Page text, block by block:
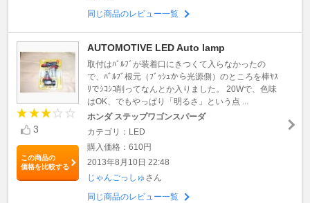
同じ商品のレビュー一覧
3
この商品の
価格を比較する
AUTOMOTIVE LED Auto lamp
取付はﾊﾞﾙﾌﾞが装着口にきつくて入らなかったの
で、ﾊﾞﾙﾌﾞ根元（ﾌﾞｯｼｭから光源側）のところを棒ﾔｽ
ﾘでｼｺｼｺ削ってなんとか入りました。 20Wで、色味
はOK、でもやっぱり「明るさ」という点 ...
ホンダ ステップワゴンスパーダ
カテゴリ：LED
購入価格：610円
2013年8月10日 22:48
じゃんごっしゅさん
同じ商品のレビュー一覧